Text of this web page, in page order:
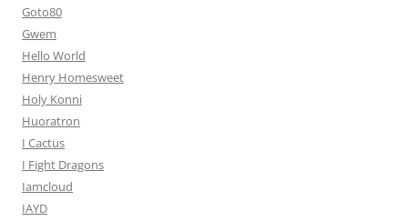
Goto80
Gwem
Hello World
Henry Homesweet
Holy Konni
Huoratron
I Cactus
I Fight Dragons
Iamcloud
IAYD